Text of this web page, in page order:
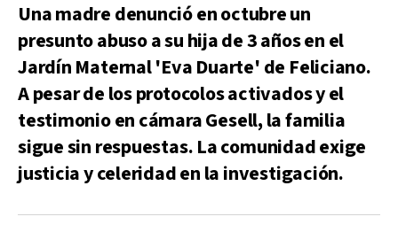
Una madre denunció en octubre un
presunto abuso a su hija de 3 años en el
Jardín Maternal 'Eva Duarte' de Feliciano.
A pesar de los protocolos activados y el
testimonio en cámara Gesell, la familia
sigue sin respuestas. La comunidad exige
justicia y celeridad en la investigación.